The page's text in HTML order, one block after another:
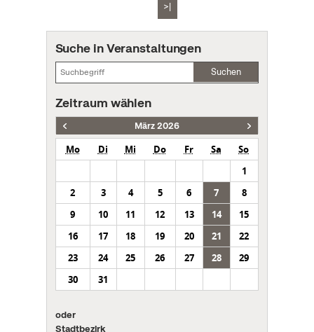
>|
Suche in Veranstaltungen
Suchen
Zeitraum wählen
März 2026
Mo Di Mi Do Fr Sa
So
1
2
3 4 5 6 7
8
9
10 11 12 13 14
15
16
17 18 19 20 21
22
23
24 25 26 27 28
29
30
31
oder
Stadtbezirk